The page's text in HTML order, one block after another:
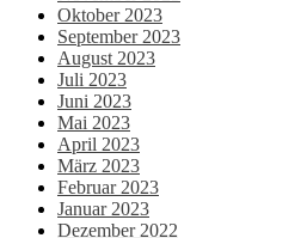
Oktober 2023
September 2023
August 2023
Juli 2023
Juni 2023
Mai 2023
April 2023
März 2023
Februar 2023
Januar 2023
Dezember 2022